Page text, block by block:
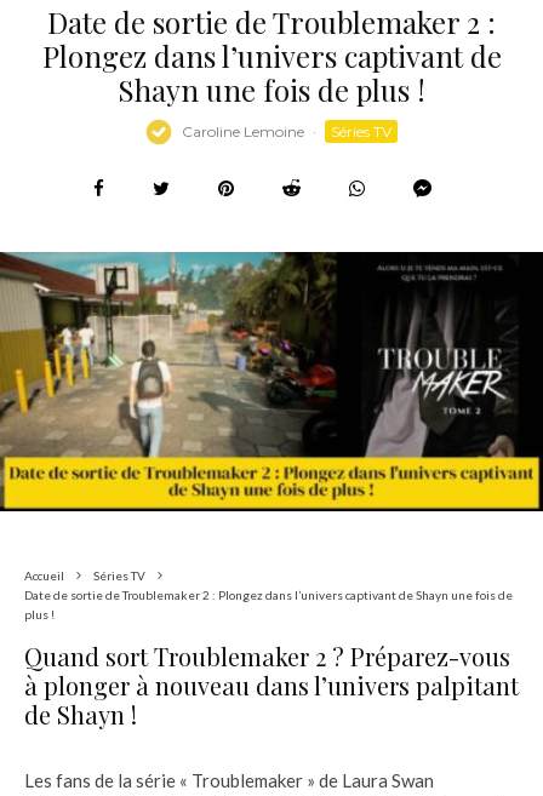
Date de sortie de Troublemaker 2 :
Plongez dans l’univers captivant de
Shayn une fois de plus !
Caroline Lemoine · Séries TV
Accueil
Séries TV
Date de sortie de Troublemaker 2 : Plongez dans l’univers captivant de Shayn une fois de
plus !
Quand sort Troublemaker 2 ? Préparez-vous
à plonger à nouveau dans l’univers palpitant
de Shayn !
Les fans de la série « Troublemaker » de Laura Swan